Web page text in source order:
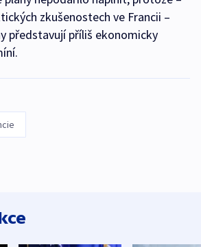
zkušenostech ve Francii –
představují příliš ekonomicky